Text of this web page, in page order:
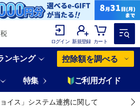
ログイン 新規登録 カート
ンキング 控除額を調べる
特集 ご利用ガイド
ョイス」システム連携に関して